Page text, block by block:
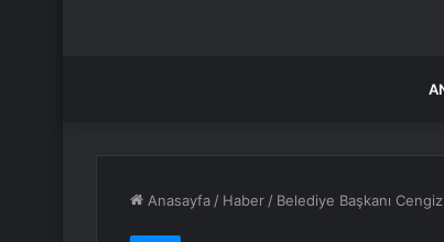
Anasayfa / Haber / Belediye Başkanı